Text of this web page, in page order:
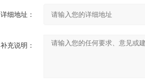
详细地址：
补充说明：